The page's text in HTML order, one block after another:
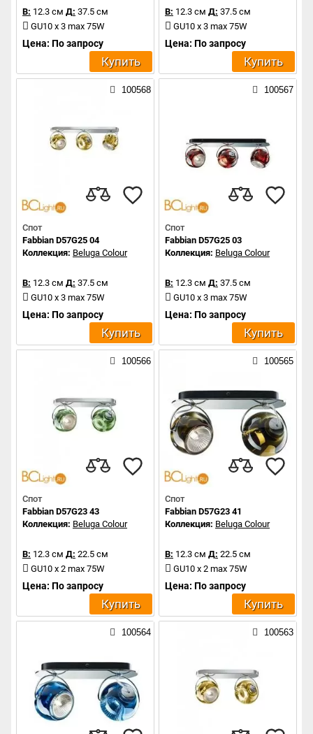
В: 12.3 см Д: 37.5 см
GU10 x 3 max 75W
Цена: По запросу
Купить
В: 12.3 см Д: 37.5 см
GU10 x 3 max 75W
Цена: По запросу
Купить
100568
Спот
Fabbian D57G25 04
Коллекция: Beluga Colour
В: 12.3 см Д: 37.5 см
GU10 x 3 max 75W
Цена: По запросу
Купить
100567
Спот
Fabbian D57G25 03
Коллекция: Beluga Colour
В: 12.3 см Д: 37.5 см
GU10 x 3 max 75W
Цена: По запросу
Купить
100566
Спот
Fabbian D57G23 43
Коллекция: Beluga Colour
В: 12.3 см Д: 22.5 см
GU10 x 2 max 75W
Цена: По запросу
Купить
100565
Спот
Fabbian D57G23 41
Коллекция: Beluga Colour
В: 12.3 см Д: 22.5 см
GU10 x 2 max 75W
Цена: По запросу
Купить
100564 100563